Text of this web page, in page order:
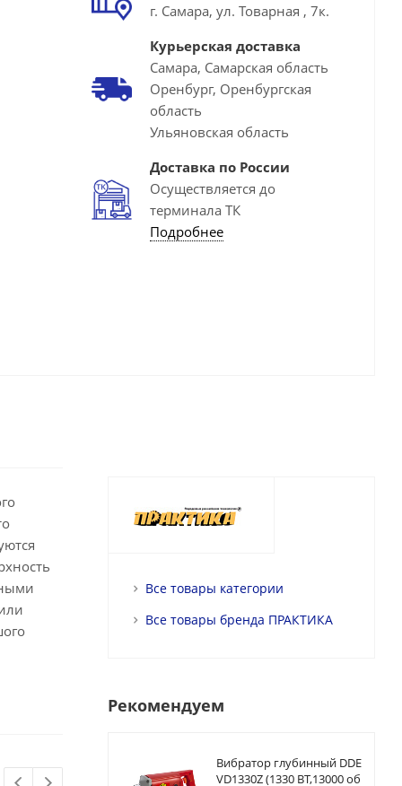
г. Самара, ул. Товарная , 7к.
Курьерская доставка
Самара, Самарская область
Оренбург, Оренбургская
область
Ульяновская область
Доставка по России
Осуществляется до
терминала ТК
Подробнее
Все товары категории
Все товары бренда ПРАКТИКА
Рекомендуем
Вибратор глубинный DDE
VD1330Z (1330 ВТ,13000 об